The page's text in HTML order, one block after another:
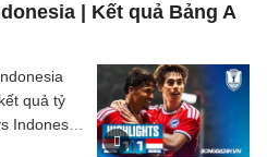
| Kết quả Bảng A
quả tỷ
Indonesia